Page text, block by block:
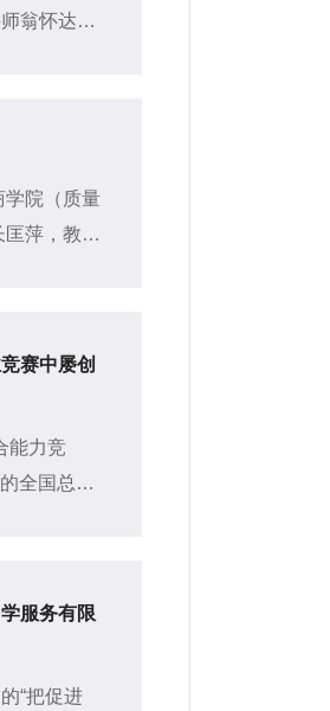
翁怀达带
学院（质量
萍，教学
赛中屡创
能力竞
全国总决
服务有限
“把促进